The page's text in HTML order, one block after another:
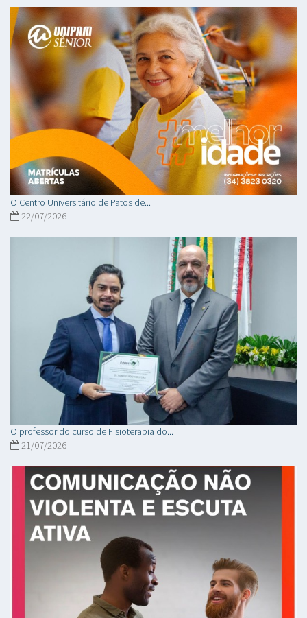
O Centro Universitário de Patos de...
22/07/2026
O professor do curso de Fisioterapia do...
21/07/2026